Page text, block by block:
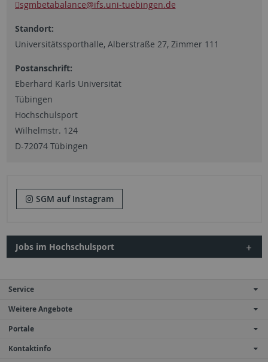
sgmbetabalance@ifs.uni-tuebingen.de
Standort:
Universitätssporthalle, Alberstraße 27, Zimmer 111
Postanschrift:
Eberhard Karls Universität
Tübingen
Hochschulsport
Wilhelmstr. 124
D-72074 Tübingen
SGM auf Instagram
Jobs im Hochschulsport
Service
Weitere Angebote
Portale
Kontaktinfo